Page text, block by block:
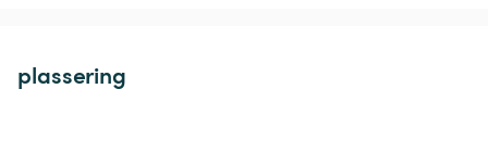
plassering